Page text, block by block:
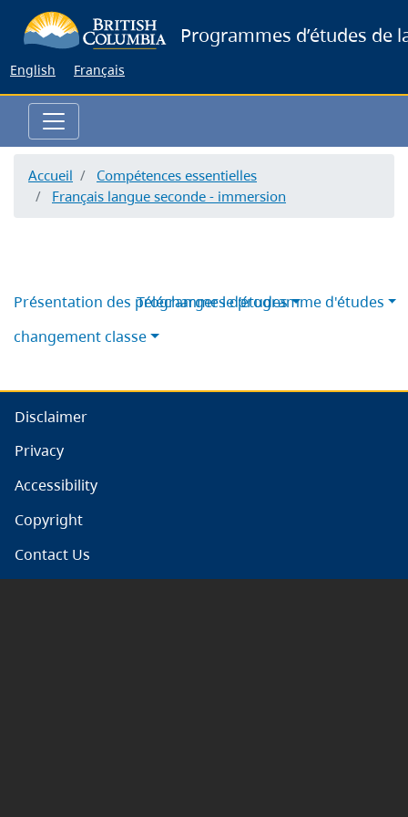
to
Programmes d’études de
English Français
Accueil
Compétences essentielles
Français langue seconde - immersion
Télécharger le programme d'études
Présentation des programmes d’études
changement classe
Disclaimer
Privacy
Accessibility
Copyright
Contact Us